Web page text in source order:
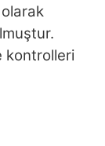
kontrolleri